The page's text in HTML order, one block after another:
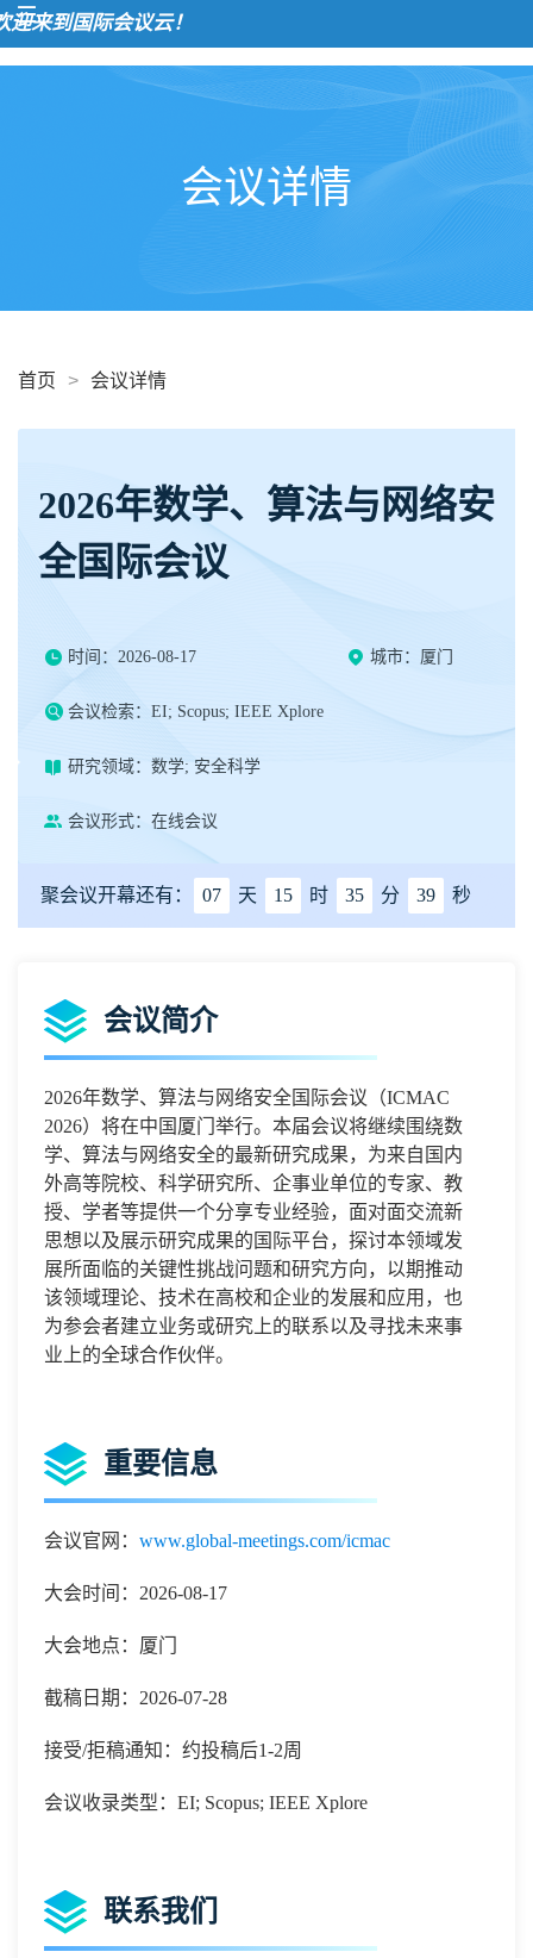
到国际会议云！
会议详情
首页 > 会议详情
2026年数学、算法与网络安
全国际会议
时间：2026-08-17 城市：厦门
会议检索：EI; Scopus; IEEE Xplore
研究领域：数学; 安全科学
会议形式：在线会议
聚会议开幕还有： 07 天 15 时 35 分 39 秒
会议简介
2026年数学、算法与网络安全国际会议（ICMAC
2026）将在中国 厦门 举行。本届会议将继续围绕数
学、算法与网络安全的最新研究成果，为来自国内
外高等院校、科学研究所、企事业单位的专家、教
授、学者等提供一个分享专业经验，面对面交流新
思想以及展示研究成果的国际平台，探讨本领域发
展所面临的关键性挑战问题和研究方向，以期推动
该领域理论、技术在高校和企业的发展和应用，也
为参会者建立业务或研究上的联系以及寻找未来事
业上的全球合作伙伴。
重要信息
会议官网： www.global-meetings.com/icmac
大会时间：2026-08-17
大会地点：厦门
截稿日期：2026-07-28
接受/拒稿通知：约投稿后1-2周
会议收录类型：EI; Scopus; IEEE Xplore
联系我们